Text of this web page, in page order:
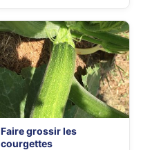
Faire grossir les
courgettes